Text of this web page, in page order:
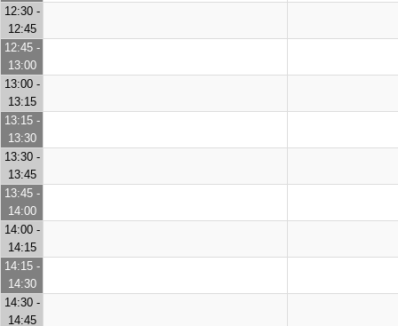
12:30 -
12:45
12:45 -
13:00
13:00 -
13:15
13:15 -
13:30
13:30 -
13:45
13:45 -
14:00
14:00 -
14:15
14:15 -
14:30
14:30 -
14:45